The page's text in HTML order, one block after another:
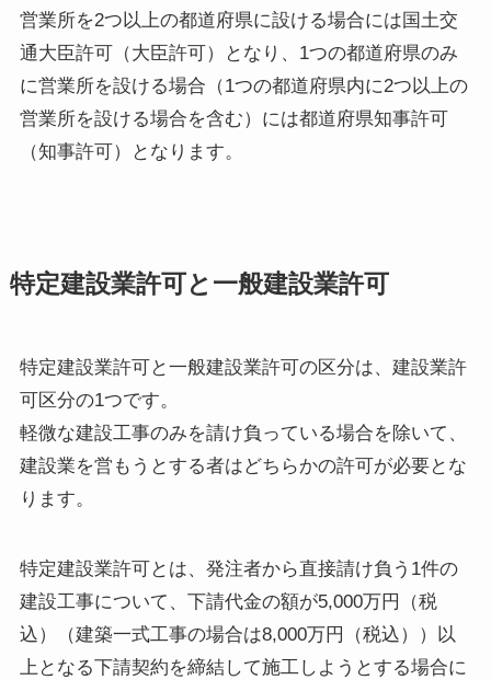
営業所を2つ以上の都道府県に設ける場合には国土交
通大臣許可（大臣許可）となり、1つの都道府県のみ
に営業所を設ける場合（1つの都道府県内に2つ以上の
営業所を設ける場合を含む）には都道府県知事許可
（知事許可）となります。
特定建設業許可と一般建設業許可
特定建設業許可と一般建設業許可の区分は、建設業許
可区分の1つです。
軽微な建設工事のみを請け負っている場合を除いて、
建設業を営もうとする者はどちらかの許可が必要とな
ります。
特定建設業許可とは、発注者から直接請け負う1件の
建設工事について、下請代金の額が5,000万円（税
込）（建築一式工事の場合は8,000万円（税込））以
上となる下請契約を締結して施工しようとする場合に